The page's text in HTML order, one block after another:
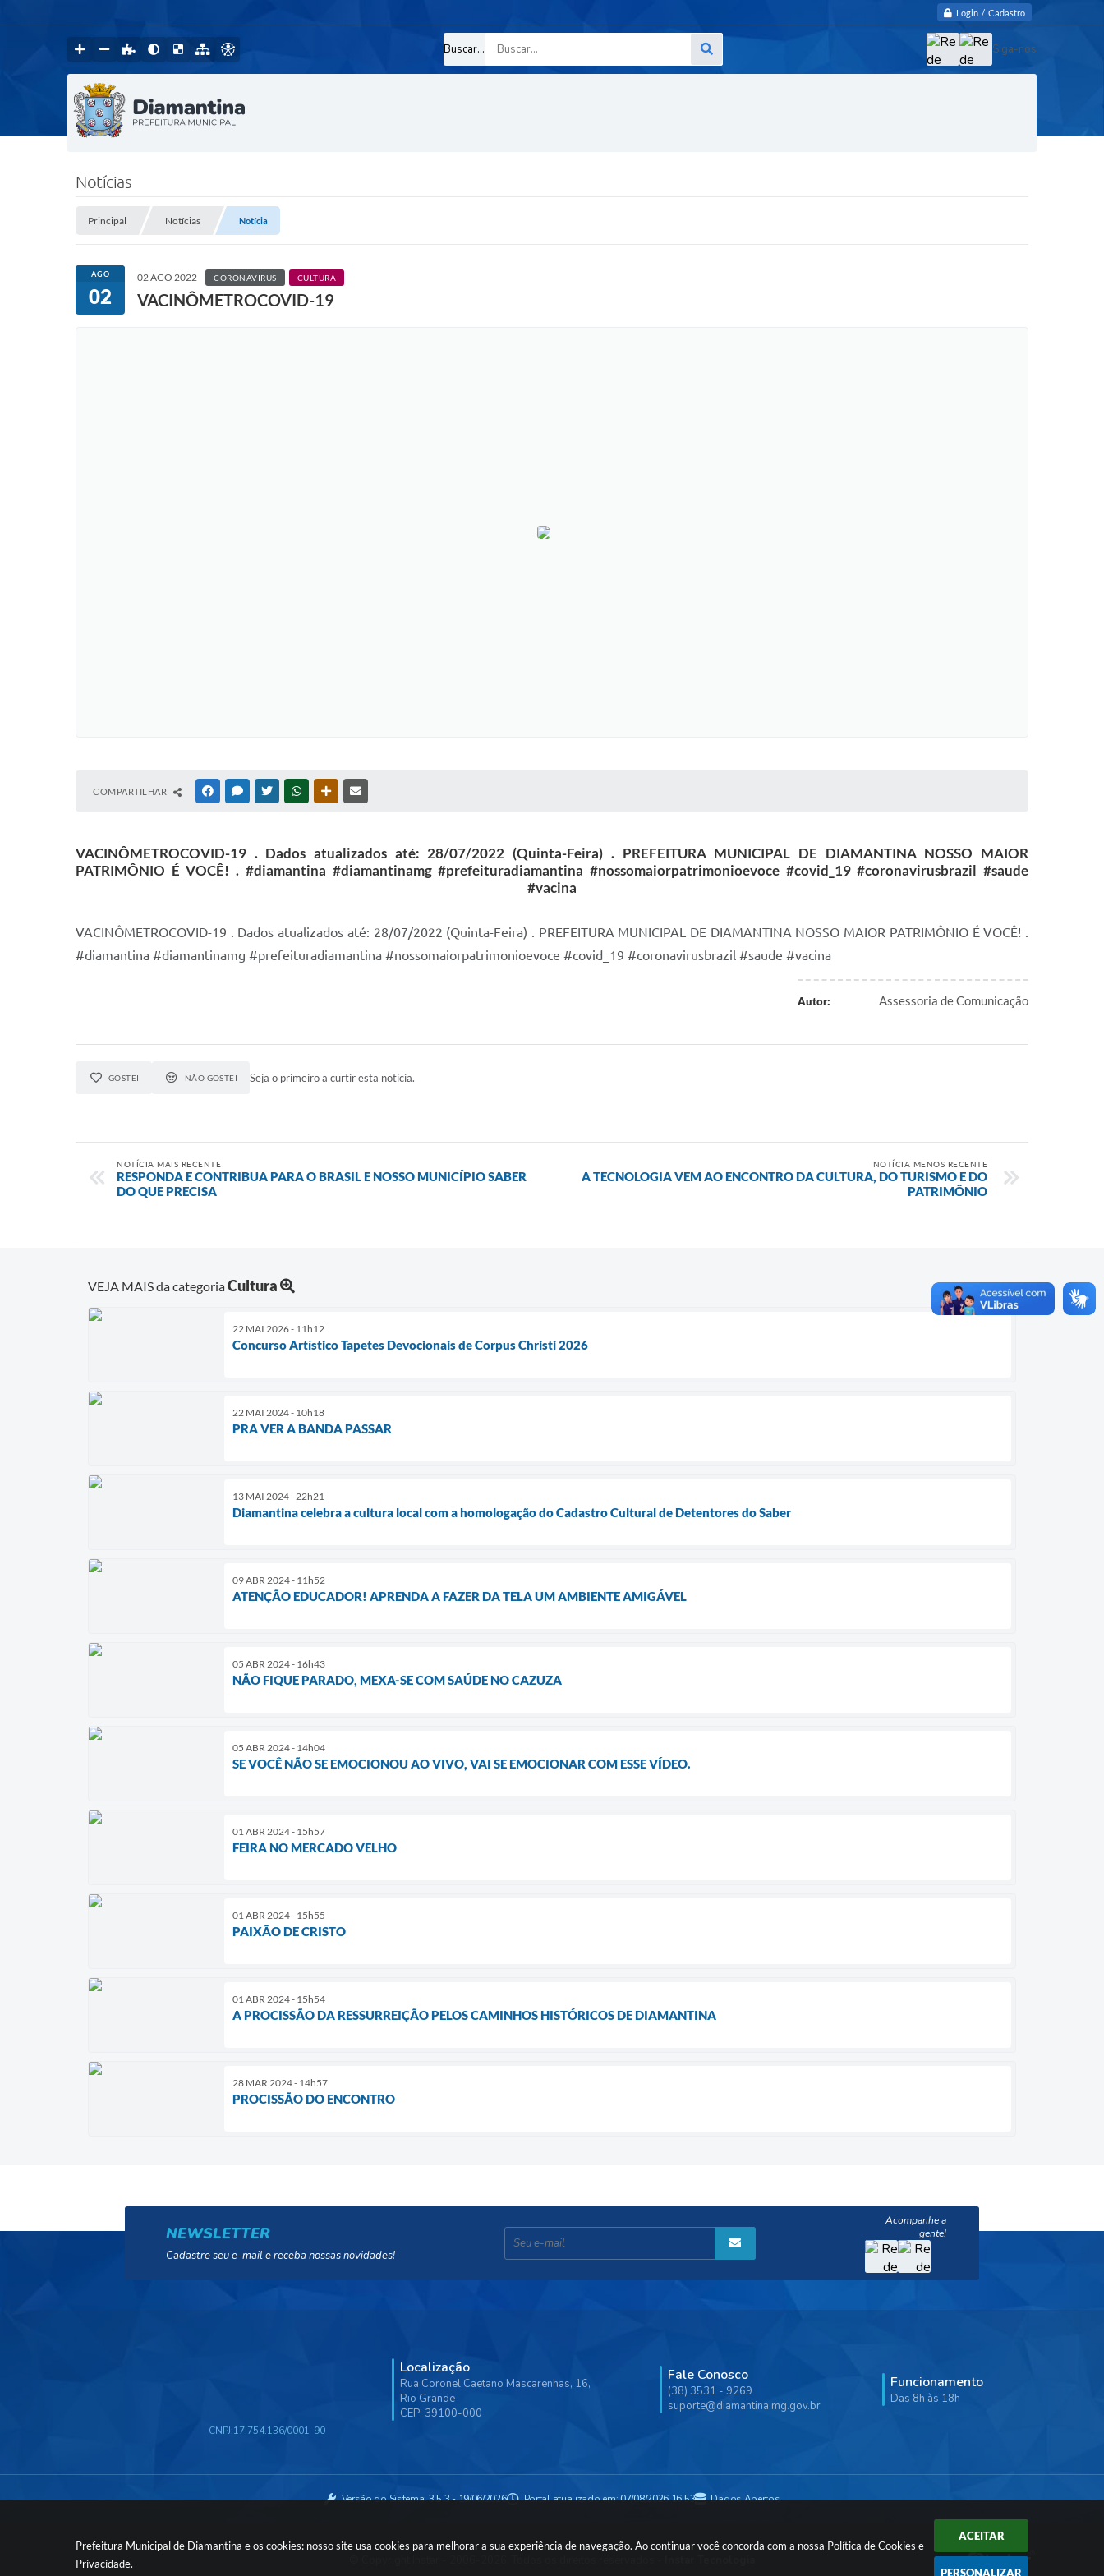
Prefeitura Municipal de Diamantina e os cookies: nosso site usa cookies para melhorar a sua experiência de navegação. Ao continuar você concorda com a nossa Política de Cookies e
Privacidade.
ACEITAR
PERSONALIZAR
Login / Cadastro
Buscar... Siga-nos
Notícias
Principal Notícias Notícia
AGO
02
02 AGO 2022 CORONAVÍRUS CULTURA
VACINÔMETROCOVID-19
COMPARTILHAR FACEBOOKMESSENGER
TWITTERWHATSAPPOUTRAS MÍDIAS
VACINÔMETROCOVID-19 . Dados atualizados até: 28/07/2022 (Quinta-Feira) . PREFEITURA MUNICIPAL DE DIAMANTINA NOSSO MAIOR
PATRIMÔNIO É VOCÊ! . #diamantina #diamantinamg #prefeituradiamantina #nossomaiorpatrimonioevoce #covid_19 #coronavirusbrazil #saude
#vacina
VACINÔMETROCOVID-19 . Dados atualizados até: 28/07/2022 (Quinta-Feira) . PREFEITURA MUNICIPAL DE DIAMANTINA NOSSO MAIOR PATRIMÔNIO É VOCÊ! .
#diamantina #diamantinamg #prefeituradiamantina #nossomaiorpatrimonioevoce #covid_19 #coronavirusbrazil #saude #vacina
Autor: Assessoria de Comunicação
GOSTEI NÃO GOSTEI Seja o primeiro a curtir esta notícia.
NOTÍCIA MAIS RECENTE
RESPONDA E CONTRIBUA PARA O BRASIL E NOSSO MUNICÍPIO SABER
DO QUE PRECISA
NOTÍCIA MENOS RECENTE
A TECNOLOGIA VEM AO ENCONTRO DA CULTURA, DO TURISMO E DO
PATRIMÔNIO
VEJA MAIS da categoriaCultura
22 MAI 2026 - 11h12
Concurso Artístico Tapetes Devocionais de Corpus Christi 2026
22 MAI 2024 - 10h18
PRA VER A BANDA PASSAR
13 MAI 2024 - 22h21
Diamantina celebra a cultura local com a homologação do Cadastro Cultural de Detentores do Saber
09 ABR 2024 - 11h52
ATENÇÃO EDUCADOR! APRENDA A FAZER DA TELA UM AMBIENTE AMIGÁVEL
05 ABR 2024 - 16h43
NÃO FIQUE PARADO, MEXA-SE COM SAÚDE NO CAZUZA
05 ABR 2024 - 14h04
SE VOCÊ NÃO SE EMOCIONOU AO VIVO, VAI SE EMOCIONAR COM ESSE VÍDEO.
01 ABR 2024 - 15h57
FEIRA NO MERCADO VELHO
01 ABR 2024 - 15h55
PAIXÃO DE CRISTO
01 ABR 2024 - 15h54
A PROCISSÃO DA RESSURREIÇÃO PELOS CAMINHOS HISTÓRICOS DE DIAMANTINA
28 MAR 2024 - 14h57
PROCISSÃO DO ENCONTRO
NEWSLETTER
Cadastre seu e-mail e receba nossas novidades!
Localização
Rua Coronel Caetano Mascarenhas, 16,
Rio Grande
CEP: 39100-000
Fale Conosco
(38) 3531 - 9269
suporte@diamantina.mg.gov.br
Funcionamento
Das 8h às 18h
CNPJ:17.754.136/0001-90
Versão do Sistema:3.5.3 - 19/06/2026 Portal atualizado em:07/08/2026 16:53 Dados Abertos